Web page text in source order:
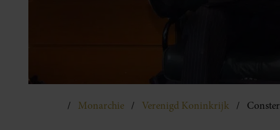
Monarchie Verenigd Koninkrijk